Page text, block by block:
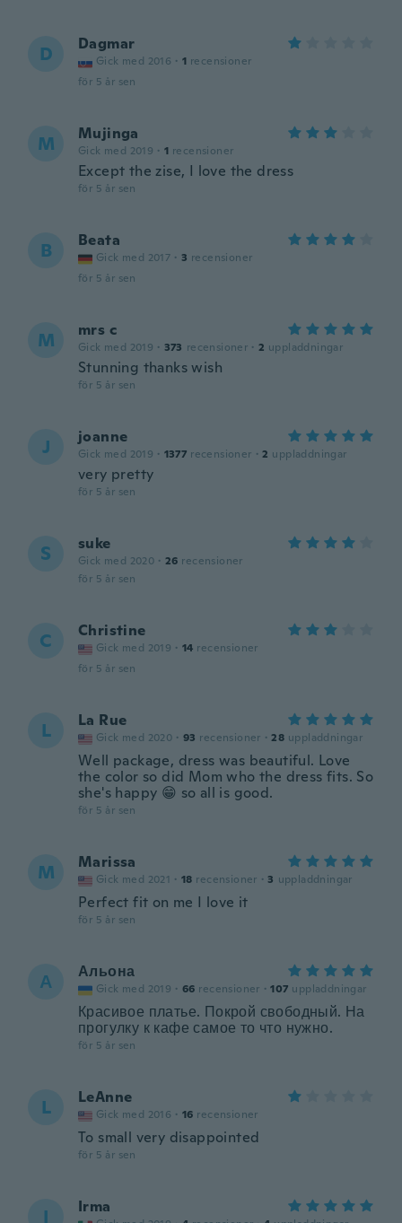
D Dagmar
Gick med 2016 · 1 recensioner
för 5 år sen
M Mujinga
Gick med 2019 · 1 recensioner
Except the zise, I love the dress
för 5 år sen
B Beata
Gick med 2017 · 3 recensioner
för 5 år sen
M mrs c
Gick med 2019 · 373 recensioner · 2 uppladdningar
Stunning thanks wish
för 5 år sen
J joanne
Gick med 2019 · 1377 recensioner · 2 uppladdningar
very pretty
för 5 år sen
S suke
Gick med 2020 · 26 recensioner
för 5 år sen
C Christine
Gick med 2019 · 14 recensioner
för 5 år sen
L La Rue
Gick med 2020 · 93 recensioner · 28 uppladdningar
Well package, dress was beautiful. Love
the color so did Mom who the dress fits. So
she's happy 😁 so all is good.
för 5 år sen
M Marissa
Gick med 2021 · 18 recensioner · 3 uppladdningar
Perfect fit on me I love it
för 5 år sen
А Альона
Gick med 2019 · 66 recensioner · 107 uppladdningar
Красивое платье. Покрой свободный. На
прогулку к кафе самое то что нужно.
för 5 år sen
L LeAnne
Gick med 2016 · 16 recensioner
To small very disappointed
för 5 år sen
I Irma